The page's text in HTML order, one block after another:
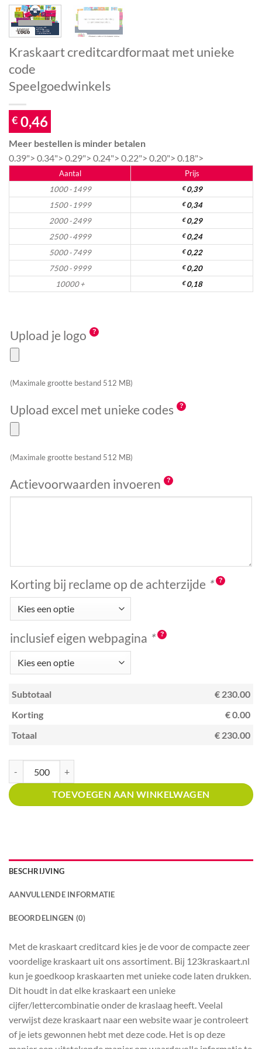
Kraskaart creditcardformaat met unieke
code
Speelgoedwinkels
€ 0,46
Meer bestellen is minder betalen
0.39"> 0.34"> 0.29"> 0.24"> 0.22"> 0.20"> 0.18">
Aantal
Prijs
1000 - 1499
€0,39
1500 - 1999
€0,34
2000 - 2499
€0,29
2500 - 4999
€0,24
5000 - 7499
€0,22
7500 - 9999
€0,20
10000 +
€0,18
Upload je logo
(Maximale grootte bestand 512 MB)
Upload excel met unieke codes
(Maximale grootte bestand 512 MB)
Actievoorwaarden invoeren
Korting bij reclame op de achterzijde *
inclusief eigen webpagina *
Subtotaal
€ 230.00
Korting
€ 0.00
Totaal
€ 230.00
TOEVOEGEN AAN WINKELWAGEN
BESCHRIJVING
AANVULLENDE INFORMATIE
BEOORDELINGEN (0)
Met de kraskaart creditcard kies je de voor de compacte zeer
voordelige kraskaart uit ons assortiment. Bij 123kraskaart.nl
kun je goedkoop kraskaarten met unieke code laten drukken.
Dit houdt in dat elke kraskaart een unieke
cijfer/lettercombinatie onder de kraslaag heeft. Veelal
verwijst deze kraskaart naar een website waar je controleert
of je iets gewonnen hebt met deze code. Het is op deze